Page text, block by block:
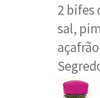
2 bifes
sal,